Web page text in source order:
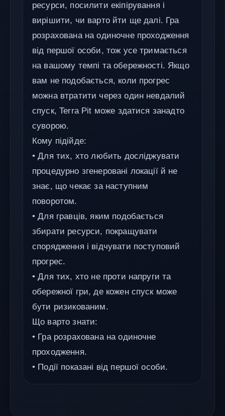
ресурси, посилити екіпірування і
вирішити, чи варто йти ще далі. Гра
розрахована на одиночне проходження
від першої особи, тож усе тримається
на вашому темпі та обережності. Якщо
вам не подобається, коли прогрес
можна втратити через один невдалий
спуск, Terra Pit може здатися занадто
суворою.
Кому підійде:
• Для тих, хто любить досліджувати
процедурно згенеровані локації й не
знає, що чекає за наступним
поворотом.
• Для гравців, яким подобається
збирати ресурси, покращувати
спорядження і відчувати поступовий
прогрес.
• Для тих, хто не проти напруги та
обережної гри, де кожен спуск може
бути ризикованим.
Що варто знати:
• Гра розрахована на одиночне
проходження.
• Події показані від першої особи.